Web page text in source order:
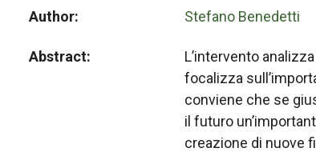
Author Stefano Benedetti
Abstract
L’intervento
focalizza
conviene che se
il futuro
creazione di nuove